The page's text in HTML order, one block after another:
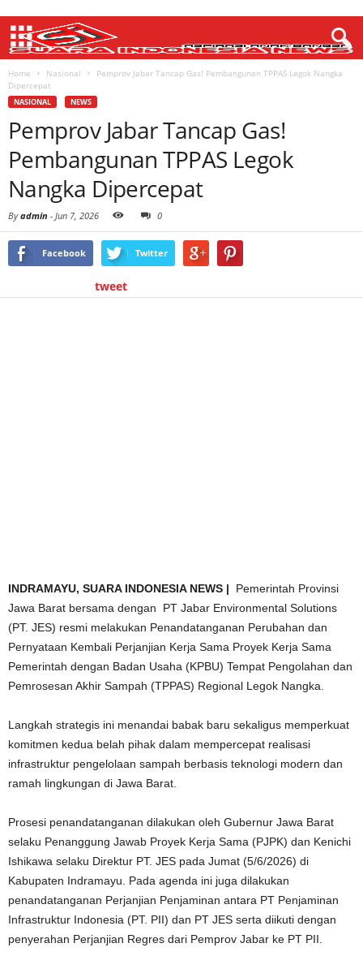
Home Nasional
Pemprov Jabar Tancap Gas! Pembangunan TPPAS Legok Nangka
Dipercepat
NASIONAL NEWS
Pemprov Jabar Tancap Gas!
Pembangunan TPPAS Legok
Nangka Dipercepat
Byadmin - Jun 7, 2026 0
Facebook Twitter
tweet
INDRAMAYU, SUARA INDONESIA NEWS | Pemerintah Provinsi
Jawa Barat bersama dengan PT Jabar Environmental Solutions
(PT. JES) resmi melakukan Penandatanganan Perubahan dan
Pernyataan Kembali Perjanjian Kerja Sama Proyek Kerja Sama
Pemerintah dengan Badan Usaha (KPBU) Tempat Pengolahan dan
Pemrosesan Akhir Sampah (TPPAS) Regional Legok Nangka.
Langkah strategis ini menandai babak baru sekaligus memperkuat
komitmen kedua belah pihak dalam mempercepat realisasi
infrastruktur pengelolaan sampah berbasis teknologi modern dan
ramah lingkungan di Jawa Barat.
Prosesi penandatanganan dilakukan oleh Gubernur Jawa Barat
selaku Penanggung Jawab Proyek Kerja Sama (PJPK) dan Kenichi
Ishikawa selaku Direktur PT. JES pada Jumat (5/6/2026) di
Kabupaten Indramayu. Pada agenda ini juga dilakukan
penandatanganan Perjanjian Penjaminan antara PT Penjaminan
Infrastruktur Indonesia (PT. PII) dan PT JES serta diikuti dengan
penyerahan Perjanjian Regres dari Pemprov Jabar ke PT PII.